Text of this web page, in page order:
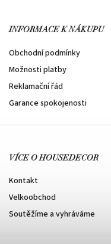
INFORMACE K NÁKUPU
Obchodní podmínky
Možnosti platby
Reklamační řád
Garance spokojenosti
VÍCE O HOUSEDECOR
Kontakt
Velkoobchod
Soutěžíme a vyhráváme